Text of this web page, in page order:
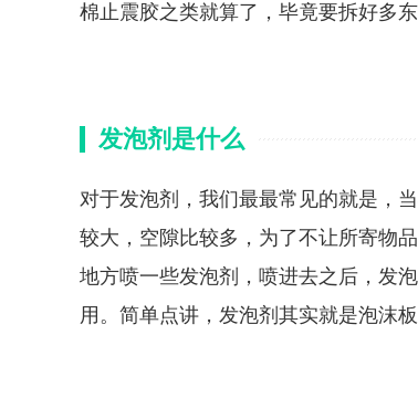
棉止震胶之类就算了，毕竟要拆好多
发泡剂是什么
对于发泡剂，我们最最常见的就是，
较大，空隙比较多，为了不让所寄物
地方喷一些发泡剂，喷进去之后，发
用。简单点讲，发泡剂其实就是泡沫板